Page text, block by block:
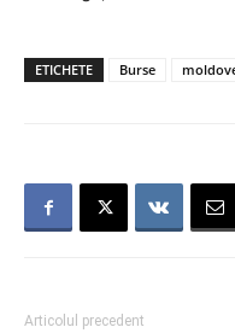
ETICHETE Burse
Articolul precedent